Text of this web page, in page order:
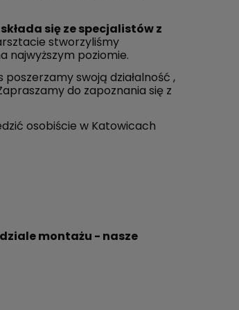
składa się ze specjalistów z
stworzyliśmy
najwyższym poziomie.
poszerzamy swoją działalność ,
do zapoznania się z
osobiście w Katowicach
montażu - nasze